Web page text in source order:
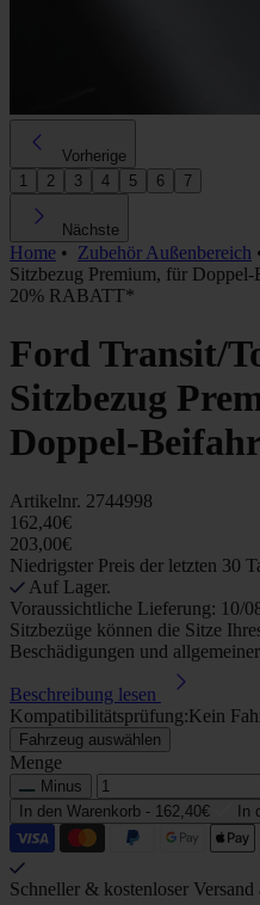
Vorherige
1
2 3 4 5 6 7
Nächste
Home • Zubehör Außenbereich
Sitzbezug Premium, für
20% RABATT*
Ford Transit/
Sitzbezug
Doppel-
Artikelnr. 2744998
162,40€
203,00€
Niedrigster Preis der letzten 30
Auf Lager.
Voraussichtliche Lieferung: 10/
Sitzbezüge können die Sitze
Beschädigungen und
Beschreibung lesen
Kompatibilitätsprüfung:Kein
Fahrzeug auswählen
Menge
Minus
In den Warenkorb - 162,40€ In
Schneller & kostenloser